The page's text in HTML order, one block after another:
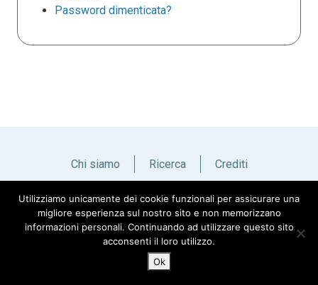
Password dimenticata?
Chi siamo Ricerca Crediti
Italiano English
Utilizziamo unicamente dei cookie funzionali per assicurare una
migliore esperienza sul nostro sito e non memorizzano
informazioni personali. Continuando ad utilizzare questo sito
acconsenti il loro utilizzo.
Ok